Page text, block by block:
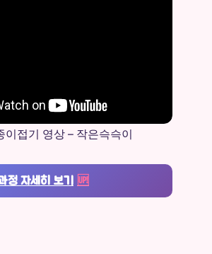
이접기 영상 – 작은슥슥이
정 자세히 보기 🆙